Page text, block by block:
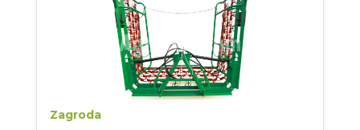
Zagroda